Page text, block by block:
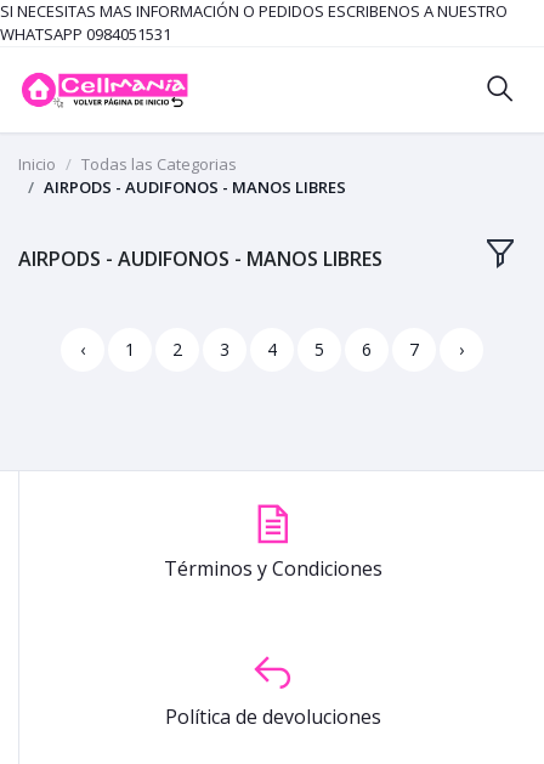
SI NECESITAS MAS INFORMACIÓN O PEDIDOS ESCRIBENOS A NUESTRO
WHATSAPP 0984051531
Inicio
Todas las Categorias
AIRPODS - AUDIFONOS - MANOS LIBRES
AIRPODS - AUDIFONOS - MANOS LIBRES
‹ 1 2 3 4 5 6 7 ›
Términos y Condiciones
Política de devoluciones